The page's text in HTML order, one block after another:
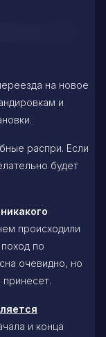
на новое
и
распри. Если
будет
происходили
по
очевидно, но
и конца